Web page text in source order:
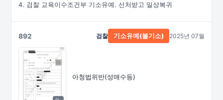
검찰 교육이수조건부 기소유예. 선처받고 일상복귀
892
아청법위반(성매수등)
검찰 기소유예(불기소) 2025년 07월